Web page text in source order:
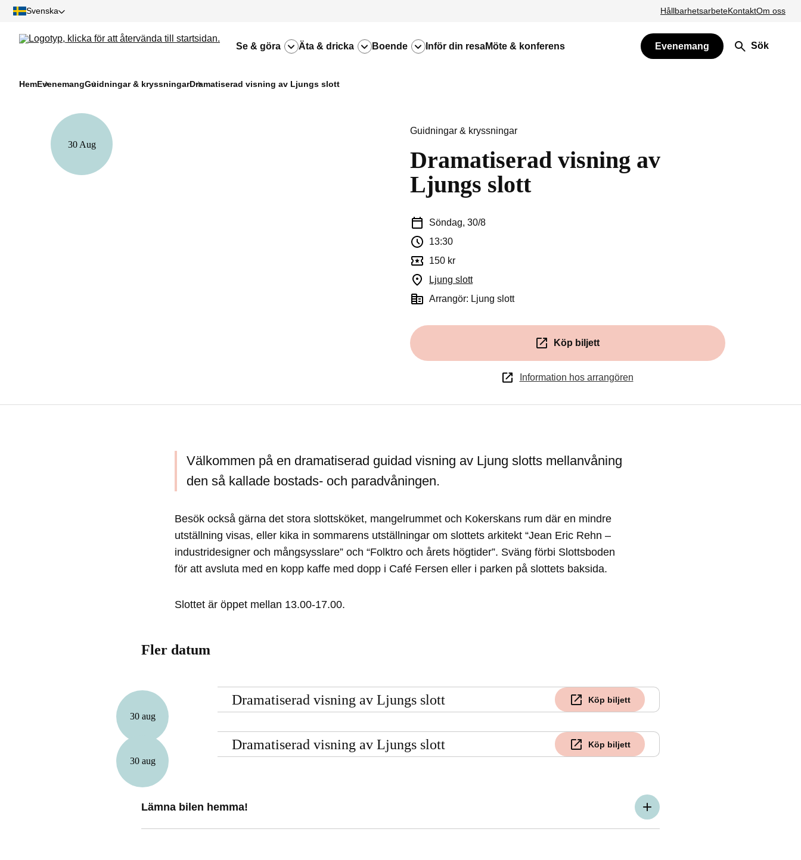
Svenska HållbarhetsarbeteKontaktOm oss
Se & göra Äta & dricka Boende Inför din resaMöte & konferens Evenemang Sök
HemEvenemangGuidningar & kryssningarDramatiserad visning av Ljungs slott
30 Aug
Guidningar & kryssningar
Dramatiserad visning av
Ljungs slott
Söndag, 30/8
13:30
150 kr
Ljung slott(Öppnas i ett nytt fönster)
Arrangör: Ljung slott
Köp biljett
(Öppnas i ett nytt fönster)
Information hos arrangören
Välkommen på en dramatiserad guidad visning av Ljung slotts mellanvåning
den så kallade bostads- och paradvåningen.
Besök också gärna det stora slottsköket, mangelrummet och Kokerskans rum där en mindre
utställning visas, eller kika in sommarens utställningar om slottets arkitekt “Jean Eric Rehn –
industridesigner och mångsysslare” och “Folktro och årets högtider”. Sväng förbi Slottsboden
för att avsluta med en kopp kaffe med dopp i Café Fersen eller i parken på slottets baksida.
Slottet är öppet mellan 13.00-17.00.
Fler datum
30 aug
Dramatiserad visning av Ljungs slott Köp biljett
30 aug
Dramatiserad visning av Ljungs slott Köp biljett
Lämna bilen hemma!